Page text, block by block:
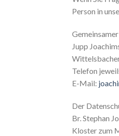
Person in
Jupp
Telefon
E-Mail:
Der
Br. Stephan
Kloster zum